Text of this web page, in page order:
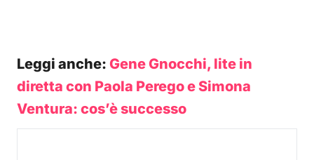
Leggi anche: Gene Gnocchi, lite in
diretta con Paola Perego e Simona
Ventura: cos’è successo